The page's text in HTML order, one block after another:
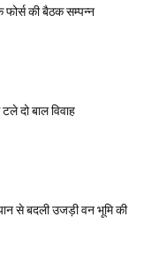
की बैठक सम्पन्न
दो बाल विवाह
से बदली उजड़ी वन भूमि की